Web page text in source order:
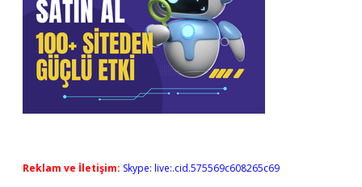
Reklam ve İletişim: Skype: live:.cid.575569c608265c69